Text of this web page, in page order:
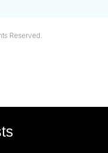
Reserved.